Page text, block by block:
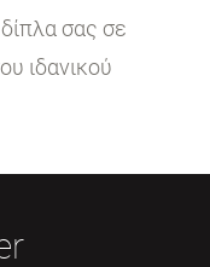
σας σε
ιδανικού